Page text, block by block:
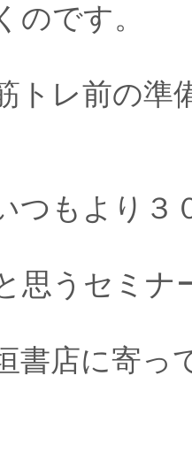
のです。
トレ前の準
つもより３
思うセミナ
書店に寄っ